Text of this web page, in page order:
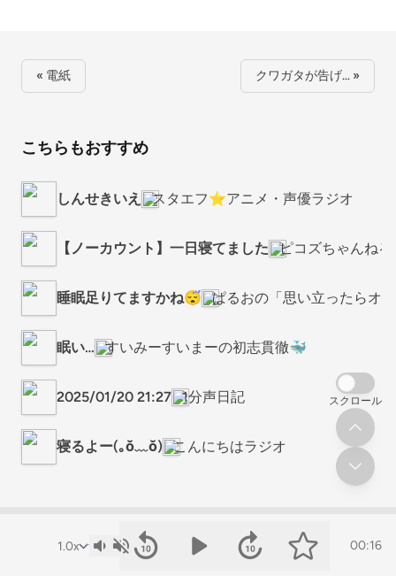
00:16
« 電紙 クワガタが告げ… »
こちらもおすすめ
しんせきいえ スタエフ⭐️アニメ・声優ラジオ
【ノーカウント】一日寝てました ピコズちゃんね
睡眠足りてますかね😴 ぱるおの「思い立ったらオ
眠い… すいみーすいまーの初志貫徹🐳
2025/01/20 21:27 1分声日記
寝るよー(｡ŏ﹏ŏ) こんにちはラジオ
スクロール